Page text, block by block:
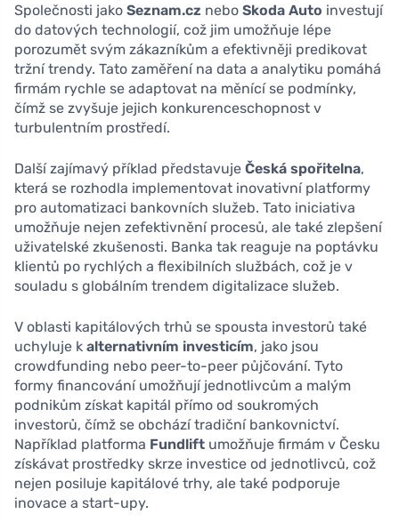
Společnosti jako Seznam.cz nebo Skoda Auto investují
do datových technologií, což jim umožňuje lépe
porozumět svým zákazníkům a efektivněji predikovat
tržní trendy. Tato zaměření na data a analytiku pomáhá
firmám rychle se adaptovat na měnící se podmínky,
čímž se zvyšuje jejich konkurenceschopnost v
turbulentním prostředí.
Další zajímavý příklad představuje Česká spořitelna,
která se rozhodla implementovat inovativní platformy
pro automatizaci bankovních služeb. Tato iniciativa
umožňuje nejen zefektivnění procesů, ale také zlepšení
uživatelské zkušenosti. Banka tak reaguje na poptávku
klientů po rychlých a flexibilních službách, což je v
souladu s globálním trendem digitalizace služeb.
V oblasti kapitálových trhů se spousta investorů také
uchyluje k alternativním investicím, jako jsou
crowdfunding nebo peer-to-peer půjčování. Tyto
formy financování umožňují jednotlivcům a malým
podnikům získat kapitál přímo od soukromých
investorů, čímž se obchází tradiční bankovnictví.
Například platforma Fundlift umožňuje firmám v Česku
získávat prostředky skrze investice od jednotlivců, což
nejen posiluje kapitálové trhy, ale také podporuje
inovace a start-upy.